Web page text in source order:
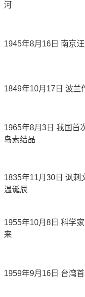
河
1945年8月16日 南京
1849年10月17日 波兰
1965年8月3日 我国首
岛素结晶
1835年11月30日 讽刺
温诞辰
1955年10月8日 科学
来
1959年9月16日 台湾